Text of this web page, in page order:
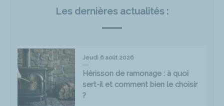
Les dernières actualités :
Jeudi 6 août 2026
Hérisson de ramonage : à quoi
sert-il et comment bien le choisir
?